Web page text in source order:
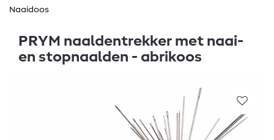
Naaidoos
PRYM naaldentrekker met naai-
en stopnaalden - abrikoos